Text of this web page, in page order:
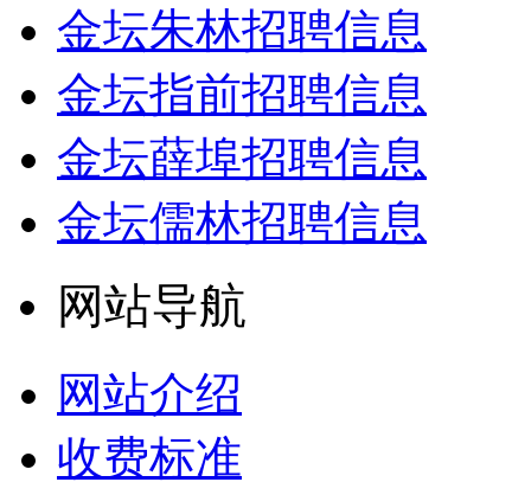
金坛朱林招聘信息
金坛指前招聘信息
金坛薛埠招聘信息
金坛儒林招聘信息
网站导航
网站介绍
收费标准